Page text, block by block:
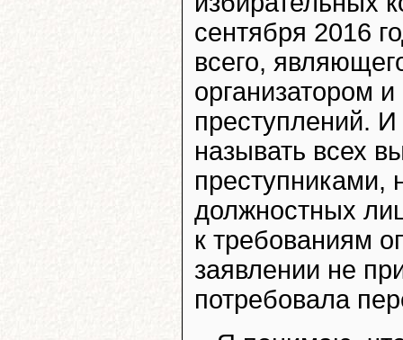
сентября 2016
всего,
организатором
преступлений.
называть всех
преступниками,
должностных
к требованиям
заявлении не
потребовала